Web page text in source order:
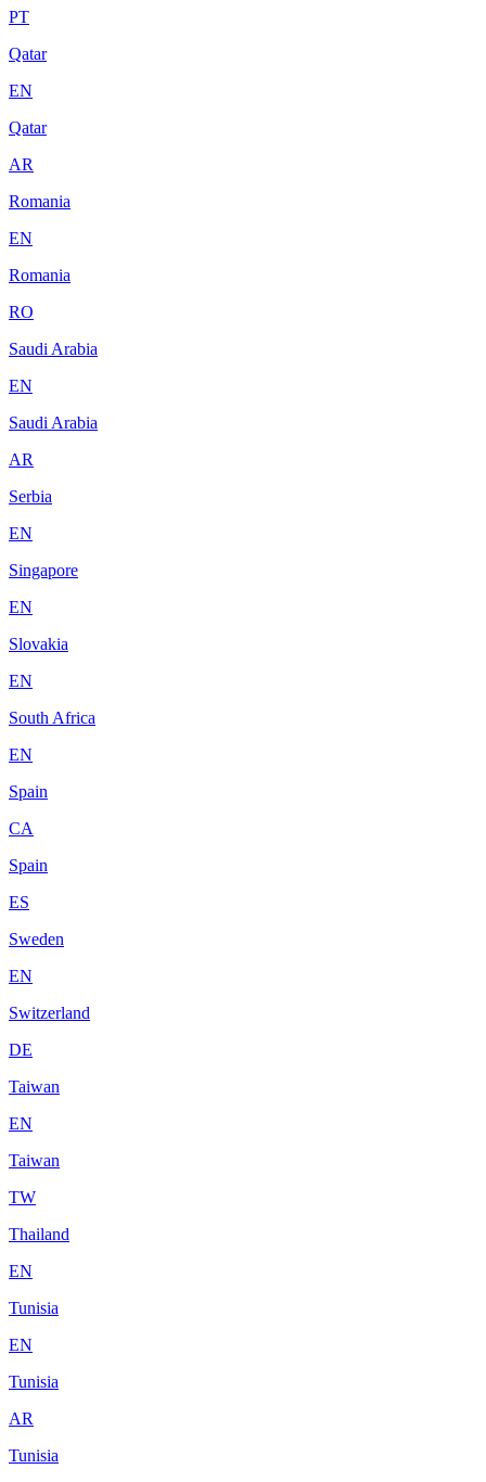
PT
Qatar
EN
Qatar
AR
Romania
EN
Romania
RO
Saudi Arabia
EN
Saudi Arabia
AR
Serbia
EN
Singapore
EN
Slovakia
EN
South Africa
EN
Spain
CA
Spain
ES
Sweden
EN
Switzerland
DE
Taiwan
EN
Taiwan
TW
Thailand
EN
Tunisia
EN
Tunisia
AR
Tunisia